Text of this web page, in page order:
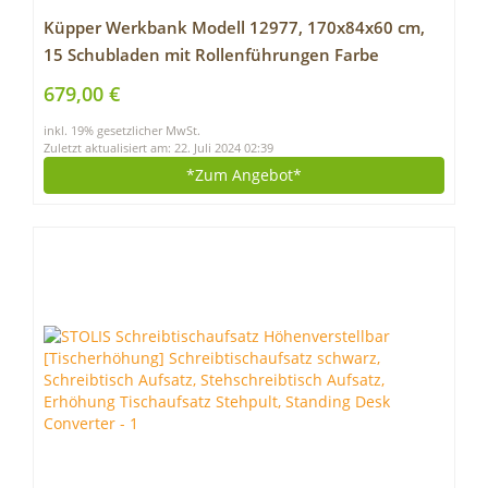
Küpper Werkbank Modell 12977, 170x84x60 cm,
15 Schubladen mit Rollenführungen Farbe
ultramarinblau
679,00 €
inkl. 19% gesetzlicher MwSt.
Zuletzt aktualisiert am: 22. Juli 2024 02:39
*Zum Angebot*